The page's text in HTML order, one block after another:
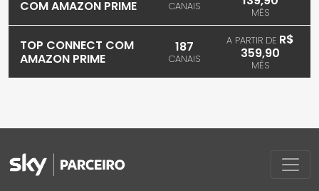
COM AMAZON PRIME
CANAIS
MÊS
TOP CONNECT COM
AMAZON PRIME
187
CANAIS
A PARTIR DE R$
359,90
MÊS